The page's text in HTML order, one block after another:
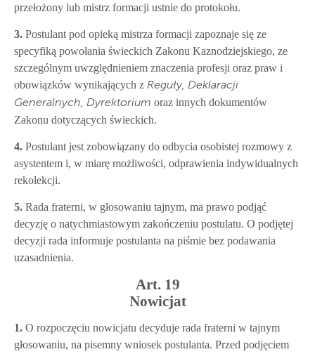
przełożony lub mistrz formacji ustnie do protokołu.
3. Postulant pod opieką mistrza formacji zapoznaje się ze
specyfiką powołania świeckich Zakonu Kaznodziejskiego, ze
szczególnym uwzględnieniem znaczenia profesji oraz praw i
obowiązków wynikających z Reguły, Deklaracji
Generalnych, Dyrektorium oraz innych dokumentów
Zakonu dotyczących świeckich.
4. Postulant jest zobowiązany do odbycia osobistej rozmowy z
asystentem i, w miarę możliwości, odprawienia indywidualnych
rekolekcji.
5. Rada fraterni, w głosowaniu tajnym, ma prawo podjąć
decyzję o natychmiastowym zakończeniu postulatu. O podjętej
decyzji rada informuje postulanta na piśmie bez podawania
uzasadnienia.
Art. 19
Nowicjat
1. O rozpoczęciu nowicjatu decyduje rada fraterni w tajnym
głosowaniu, na pisemny wniosek postulanta. Przed podjęciem